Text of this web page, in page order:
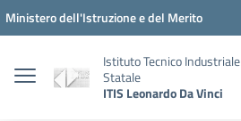
Vai ai contenuti
Vai al menu di navigazione
Vai al footer
Ministero dell'Istruzione e del Merito
Istituto Tecnico Industriale
Statale
ITIS Leonardo Da Vinci